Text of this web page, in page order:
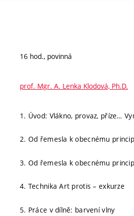
16 hod., povinná
prof. Mgr. A. Lenka Klodová, Ph.D.
1. Úvod: Vlákno, provaz, příze…
2. Od řemesla k obecnému
3. Od řemesla k obecnému
4. Technika Art protis – exkurze
5. Práce v dílně: barvení vlny